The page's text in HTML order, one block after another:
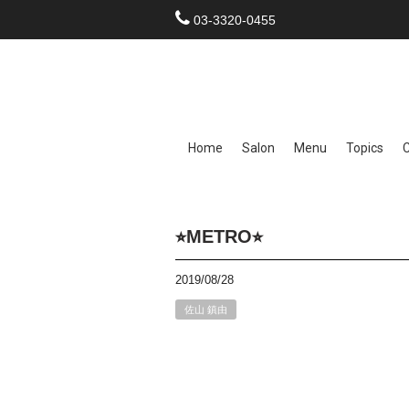
03-3320-0455
Home Salon Menu Topics
⭐︎METRO⭐︎
2019/08/28
佐山 鎮由